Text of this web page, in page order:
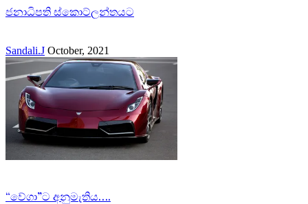
ජනාධිපති ස්කොට්ලන්තයට
Sandali.J October, 2021
“වේගා”ට අනුමැතිය….